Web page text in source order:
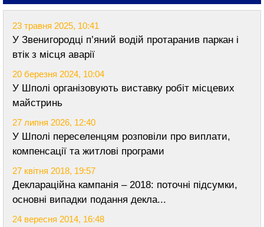
23 травня 2025, 10:41
У Звенигородці п’яний водій протаранив паркан і
втік з місця аварії
20 березня 2024, 10:04
У Шполі організовують виставку робіт місцевих
майстринь
27 липня 2026, 12:40
У Шполі переселенцям розповіли про виплати,
компенсації та житлові програми
27 квітня 2018, 19:57
Деклараційна кампанія – 2018: поточні підсумки,
основні випадки подання декла...
24 вересня 2014, 16:48